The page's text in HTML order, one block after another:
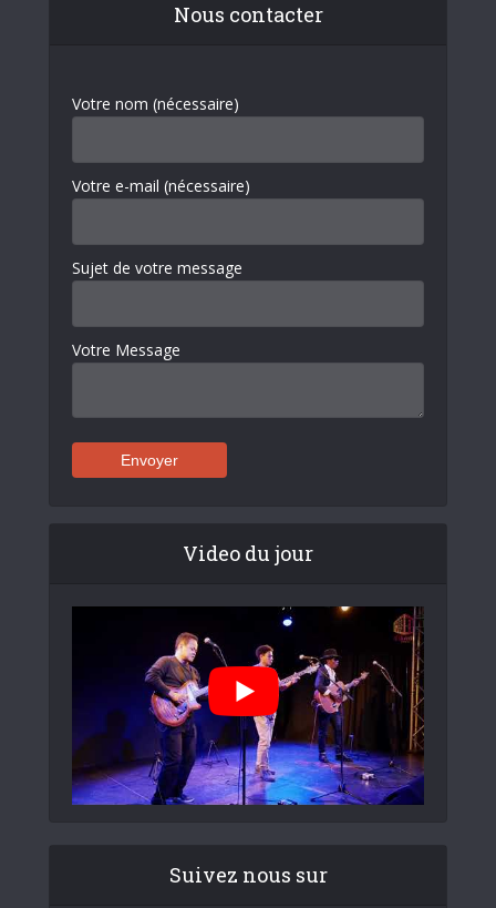
Nous contacter
Votre nom (nécessaire)
Votre e-mail (nécessaire)
Sujet de votre message
Votre Message
Video du jour
Suivez nous sur